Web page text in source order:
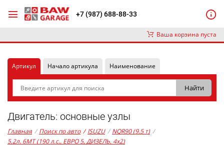
+7 (987) 688-88-33
Ваша корзина пуста
Артикул Начало артикула Наименование
Двигатель: основные узлы
Главная / Поиск по авто / ISUZU / NQR90 (9.5 т) /
5,2л. 6MT (190 л.с., ЕВРО 5, ДИЗЕЛЬ, 4x2)